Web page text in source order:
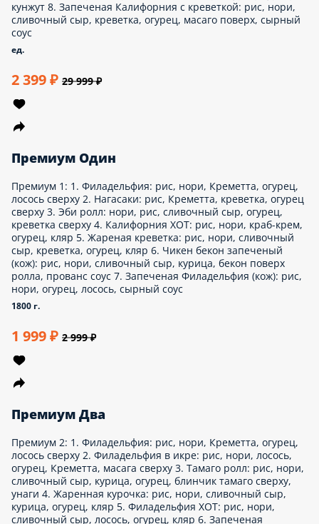
Сахара
спайси соус+ краб-крем 2. Чикен Чиз (кож): рис, нори, курица,
сливочный сыр, салат айсберг, сырный соус, унаги соус 3.
Вегас (кож): рис, нори, сливочный сыр, курица, угорь, краб-
крем, сырный соус, кунжут, унаги соус 4. Запеченая
Калифорния (кож): рис, нори, краб-крем, огурец, яки соус
1 299 ₽1 999 ₽
Филакалифа
Филакалифа: 1. Калифорния: рис, нори, краб-крем, огурец,
масага сверху 2. Филадельфия: рис, нори, Креметта, огурец,
лосось сверху 3. Филадельфия в кунжуте: рис, нори, лосось,
огурец, Креметта, кунжут сверху 4. Капа маки: рис, нори,
огурец, кунжут
790 г.
Гурман
Гурман: 1. Калифорния: рис, нори, краб-крем, огурец, масага
лосось, кляр 3. Вегас (кож): рис, нори, сливочный сыр,
курица, угорь, краб-крем, сырный соус, кунжут, унаги соус
710 г.
1 199 ₽1 599 ₽
ВИП Сет с Запеченными роллами №2